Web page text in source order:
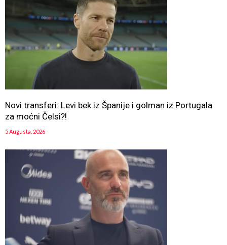
Novi transferi: Levi bek iz Španije i golman iz Portugala
za moćni Čelsi?!
5 Augusta, 2026